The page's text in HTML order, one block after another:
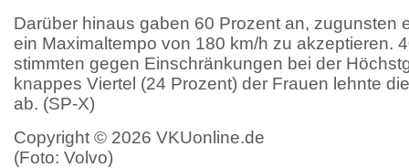
Darüber hinaus gaben 60 Prozent an, zugunsten
ein Maximaltempo von 180 km/h zu akzeptieren.
stimmten gegen Einschränkungen bei der
knappes Viertel (24 Prozent) der Frauen lehnte
ab. (SP-X)
Copyright © 2026 VKUonline.de
(Foto: Volvo)